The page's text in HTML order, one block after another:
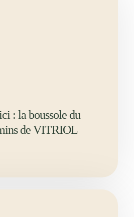
: la boussole du
de VITRIOL